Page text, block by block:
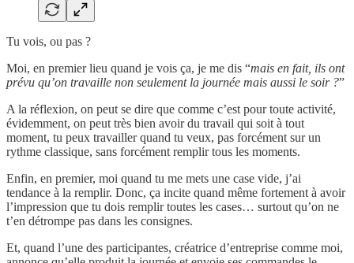
Tu vois, ou pas ?
Moi, en premier lieu quand je vois ça, je me dis “mais en fait, ils ont
prévu qu’on travaille non seulement la journée mais aussi le soir ?”
A la réflexion, on peut se dire que comme c’est pour toute activité,
évidemment, on peut très bien avoir du travail qui soit à tout
moment, tu peux travailler quand tu veux, pas forcément sur un
rythme classique, sans forcément remplir tous les moments.
Enfin, en premier, moi quand tu me mets une case vide, j’ai
tendance à la remplir. Donc, ça incite quand même fortement à avoir
l’impression que tu dois remplir toutes les cases… surtout qu’on ne
t’en détrompe pas dans les consignes.
Et, quand l’une des participantes, créatrice d’entreprise comme moi,